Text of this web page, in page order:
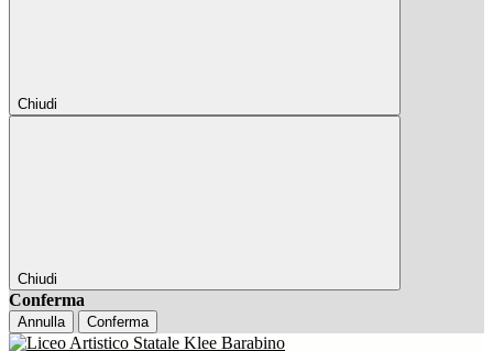
Chiudi
Chiudi
Conferma
Annulla Conferma